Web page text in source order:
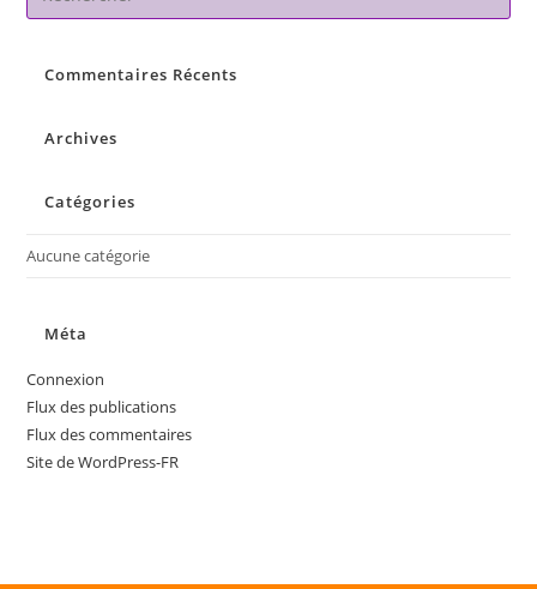
Commentaires Récents
Archives
Catégories
Aucune catégorie
Méta
Connexion
Flux des publications
Flux des commentaires
Site de WordPress-FR